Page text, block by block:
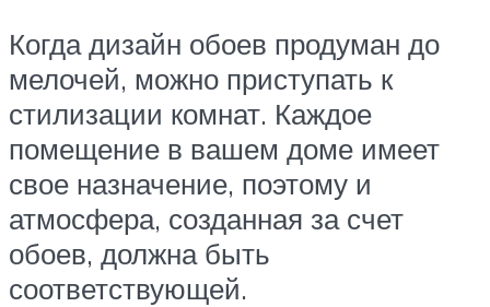
Когда дизайн обоев продуман до
мелочей, можно приступать к
стилизации комнат. Каждое
помещение в вашем доме имеет
свое назначение, поэтому и
атмосфера, созданная за счет
обоев, должна быть
соответствующей.